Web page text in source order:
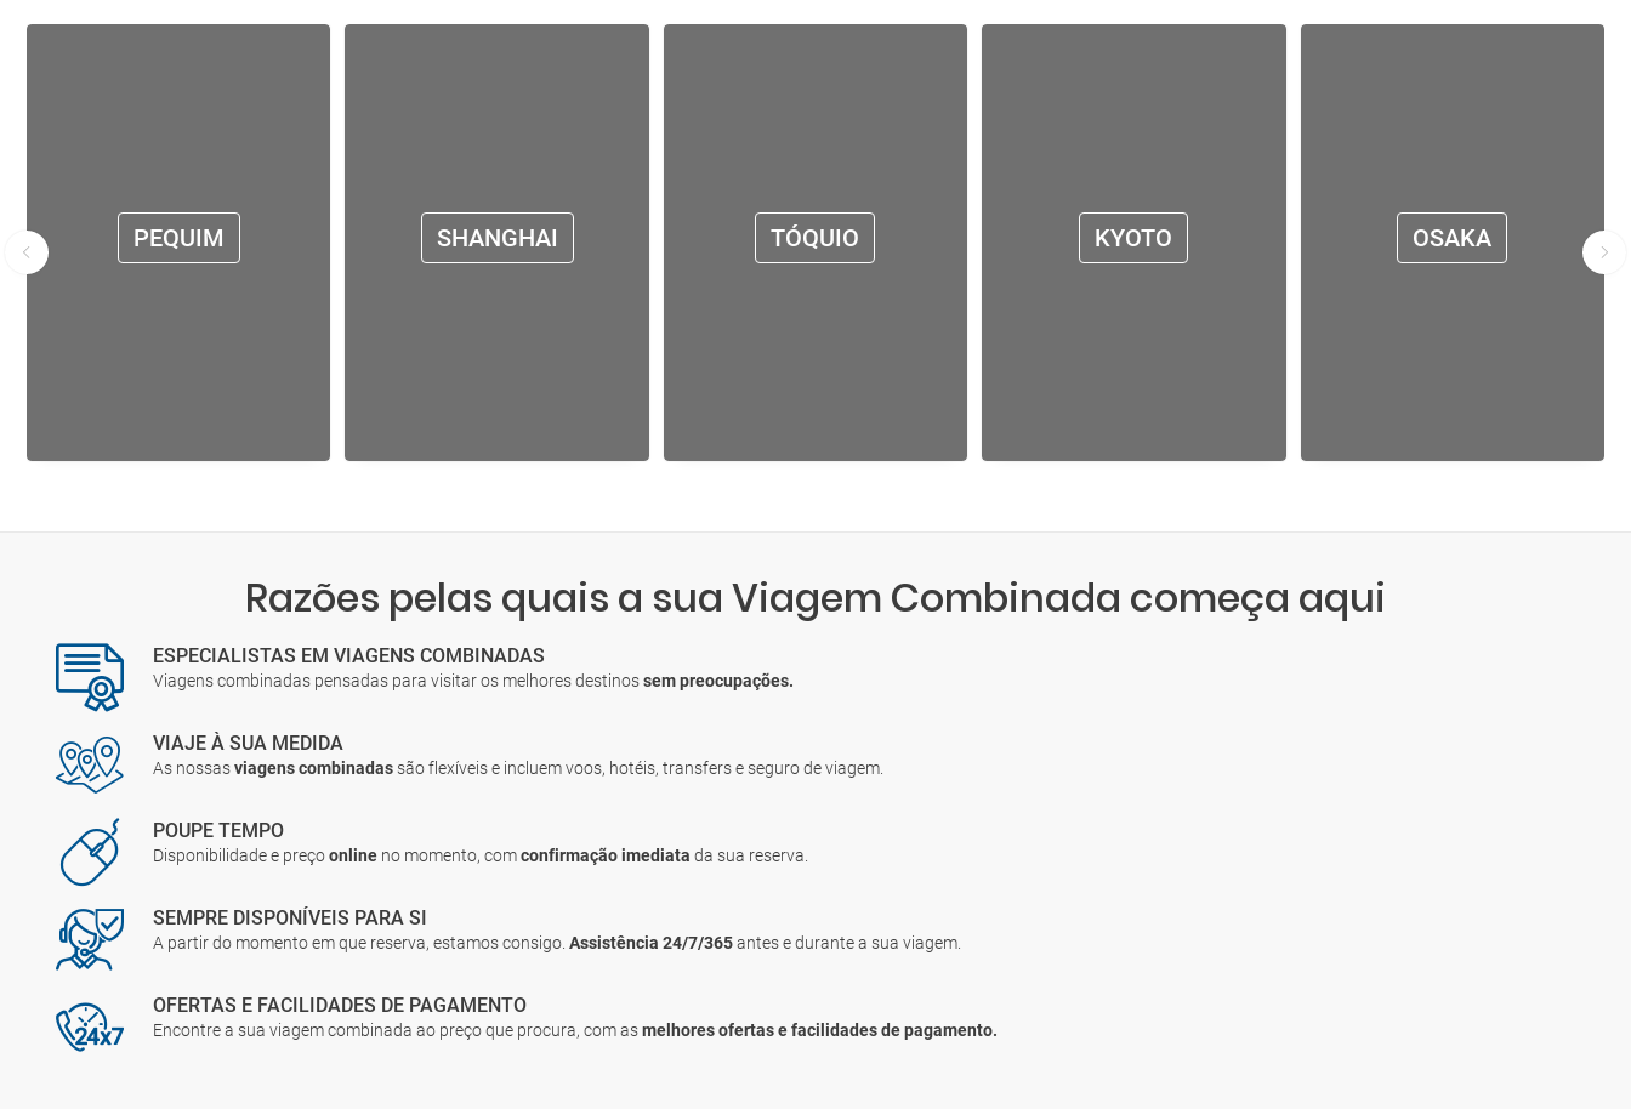
PEQUIM SHANGHAI TÓQUIO KYOTO OSAKA
Razões pelas quais a sua Viagem Combinada começa aqui
ESPECIALISTAS EM VIAGENS COMBINADAS
Viagens combinadas pensadas para visitar os melhores destinossem preocupações.
VIAJE À SUA MEDIDA
As nossasviagens combinadas são flexíveis e incluem voos, hotéis, transfers e seguro de viagem.
POUPE TEMPO
Disponibilidade e preçoonline no momento, comconfirmação imediata da sua reserva.
SEMPRE DISPONÍVEIS PARA SI
A partir do momento em que reserva, estamos consigo.Assistência 24/7/365antes e durante a sua viagem.
OFERTAS E FACILIDADES DE PAGAMENTO
Encontre a sua viagem combinada ao preço que procura, com asmelhores ofertas e facilidades de pagamento.